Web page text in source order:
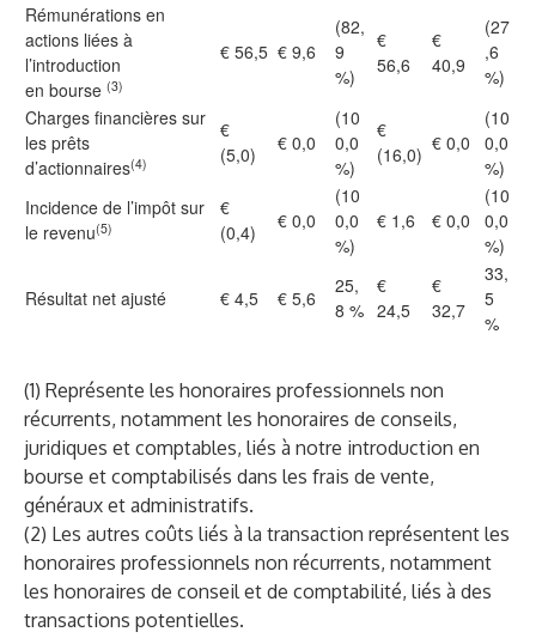
Rémunérations en
actions liées à
l’introduction
en bourse (3)
€ 56,5 € 9,6
(82,
9
%)
€
56,6
€
40,9
(27
,6
%)
Charges financières sur
les prêts
d’actionnaires(4)
€
(5,0)
€ 0,0
(10
0,0
%)
€
(16,0) € 0,0
(10
0,0
%)
Incidence de l’impôt sur
le revenu(5)
€
(0,4)
€ 0,0
(10
0,0
%)
€ 1,6 € 0,0
(10
0,0
%)
Résultat net ajusté € 4,5 € 5,6
25,
8 %
€
24,5
€
32,7
33,
5
%
(1) Représente les honoraires professionnels non
récurrents, notamment les honoraires de conseils,
juridiques et comptables, liés à notre introduction en
bourse et comptabilisés dans les frais de vente,
généraux et administratifs.
(2) Les autres coûts liés à la transaction représentent les
honoraires professionnels non récurrents, notamment
les honoraires de conseil et de comptabilité, liés à des
transactions potentielles.